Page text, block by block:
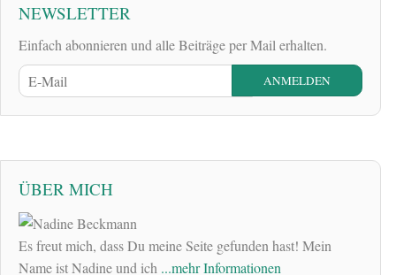
NEWSLETTER
Einfach abonnieren und alle Beiträge per Mail erhalten.
ÜBER MICH
Es freut mich, dass Du meine Seite gefunden hast! Mein
Name ist Nadine und ich ...mehr Informationen